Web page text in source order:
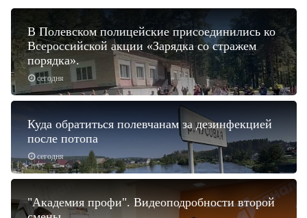
сегодня
В Полевском полицейские присоединились ко
Всероссийской акции «Зарядка со стражем
порядка».
сегодня
Куда обратиться полевчанам за дезинфекцией
после потопа
"Академия профи". Видеоподробности второй